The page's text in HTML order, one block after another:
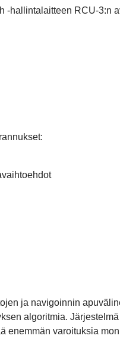
-hallintalaitteen RCU-3:n
ja navigoinnin
algoritmia.
enemmän varoituksia